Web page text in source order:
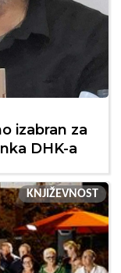
izabran za
DHK-a
KNJIŽEVNOST